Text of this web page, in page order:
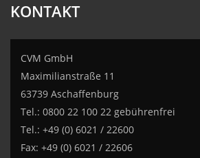
KONTAKT
CVM GmbH
Maximilianstraße 11
63739 Aschaffenburg
Tel.: 0800 22 100 22 gebührenfrei
Tel.: +49 (0) 6021 / 22600
Fax: +49 (0) 6021 / 22606